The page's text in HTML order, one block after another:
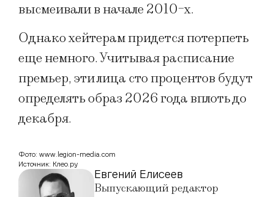
высмеивали в начале 2010-х.
Однако хейтерам придется потерпеть
еще немного. Учитывая расписание
премьер, эти лица сто процентов будут
определять образ 2026 года вплоть до
декабря.
Евгений Елисеев
Выпускающий редактор
Фото: www.legion-media.com
Источник: Клео.ру